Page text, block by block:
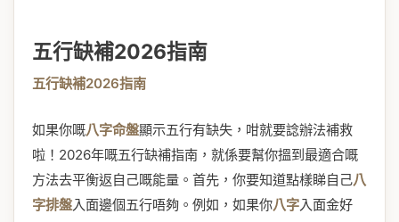
五行缺補2026指南
五行缺補2026指南
如果你嘅八字命盤顯示五行有缺失，咁就要諗辦法補救
啦！2026年嘅五行缺補指南，就係要幫你搵到最適合嘅
方法去平衡返自己嘅能量。首先，你要知道點樣睇自己八
字排盤入面邊個五行唔夠。例如，如果你八字入面金好